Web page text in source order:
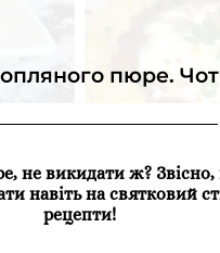
пюре.
не викидати ж?
навіть на святковий
рецепти!